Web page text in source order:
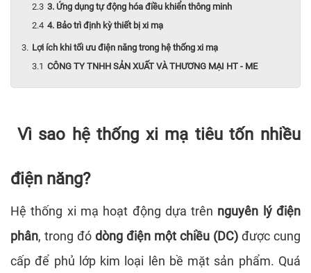
3. Ứng dụng tự động hóa điều khiển thông minh
4. Bảo trì định kỳ thiết bị xi mạ
Lợi ích khi tối ưu điện năng trong hệ thống xi mạ
CÔNG TY TNHH SẢN XUẤT VÀ THƯƠNG MẠI HT - ME
Vì sao hệ thống xi mạ tiêu tốn nhiều
điện năng?
Hệ thống xi mạ hoạt động dựa trên nguyên lý điện
phân, trong đó dòng điện một chiều (DC) được cung
cấp để phủ lớp kim loại lên bề mặt sản phẩm. Quá